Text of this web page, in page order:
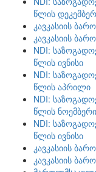
წლის
კავკასიის
კავკასიის
NDI:
წლის ივნისი
NDI:
წლის აპრილი
NDI:
წლის ნოემბერი
NDI:
წლის ივნისი
კავკასიის
კავკასიის